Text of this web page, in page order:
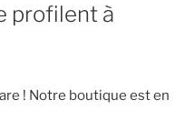
profilent à
! Notre boutique est en